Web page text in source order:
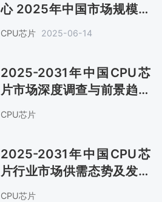
心 2025年中国市场规模约
2484亿元 竞争态势依然激
烈[图]
CPU芯片 2025-06-14
2025-2031年中国CPU芯
片市场深度调查与前景趋势
报告
CPU芯片
2025-2031年中国CPU芯
片行业市场供需态势及发展
战略咨询报告
CPU芯片